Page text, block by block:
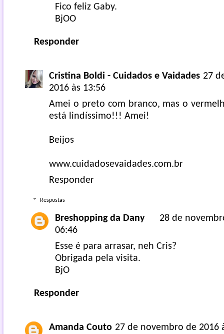
Fico feliz Gaby.
BjOO
Responder
Cristina Boldi - Cuidados e Vaidades 27
2016 às 13:56
Amei o preto com branco, mas o
está lindíssimo!!! Amei!
Beijos
www.cuidadosevaidades.com.br
Responder
Respostas
Breshopping da Dany
28 de
06:46
Esse é para arrasar, neh Cris?
Obrigada pela visita.
BjO
Responder
Amanda Couto 27 de novembro de 2016